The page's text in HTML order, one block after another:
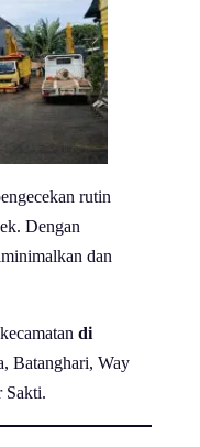
rutin
Dengan
dan
di
Batanghari, Way
Sakti.